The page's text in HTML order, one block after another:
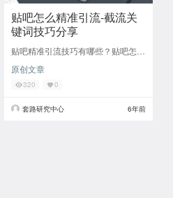
贴吧怎么精准引流-截流关
键词技巧分享
贴吧精准引流技巧有哪些？贴吧怎么
这个问题，而今天我分享的是相当巧
妙的引流技巧。
原创文章
320 0
套路研究中心 6年前